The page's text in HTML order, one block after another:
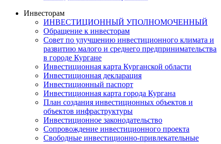
Инвесторам
ИНВЕСТИЦИОННЫЙ УПОЛНОМОЧЕННЫЙ
Обращение к инвесторам
Совет по улучшению инвестиционного климата и
развитию малого и среднего предпринимательства
в городе Кургане
Инвестиционная карта Курганской области
Инвестиционная декларация
Инвестиционный паспорт
Инвестиционная карта города Кургана
План создания инвестиционных объектов и
объектов инфраструктуры
Инвестиционное законодательство
Сопровождение инвестиционного проекта
Свободные инвестиционно-привлекательные